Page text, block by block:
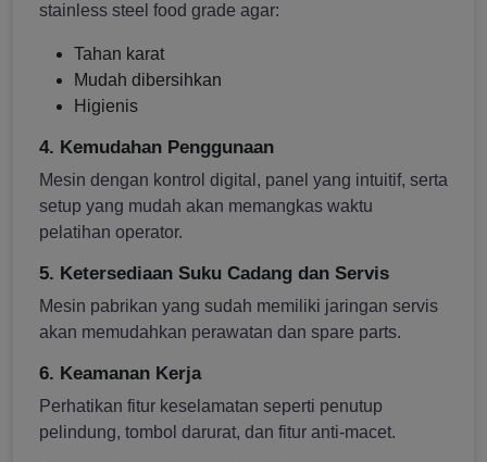
stainless steel food grade agar:
Tahan karat
Mudah dibersihkan
Higienis
4. Kemudahan Penggunaan
Mesin dengan kontrol digital, panel yang intuitif, serta
setup yang mudah akan memangkas waktu
pelatihan operator.
5. Ketersediaan Suku Cadang dan Servis
Mesin pabrikan yang sudah memiliki jaringan servis
akan memudahkan perawatan dan spare parts.
6. Keamanan Kerja
Perhatikan fitur keselamatan seperti penutup
pelindung, tombol darurat, dan fitur anti-macet.